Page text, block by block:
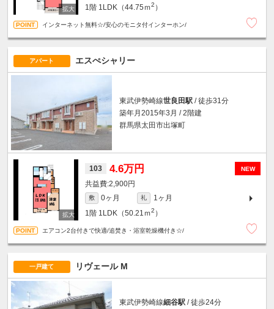
1階 1LDK（44.75ｍ2 ）
インターネット無料☆/安心のモニタ付インターホン/
アパート エスぺシャリー
東武伊勢崎線世良田駅 / 徒歩31分
築年月2015年3月 / 2階建
群馬県太田市出塚町
NEW
103 4.6万円
2,900円
敷 0ヶ月 礼
1ヶ月
1階 1LDK（50.21ｍ2 ）
エアコン2台付きで快適/追焚き・浴室乾燥機付き☆/
一戸建て リヴェール M
東武伊勢崎線細谷駅 / 徒歩24分